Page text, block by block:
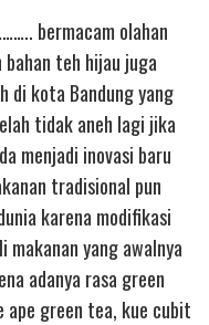
bermacam olahan
teh hijau juga
di kota Bandung yang
tidak aneh lagi jika
menjadi inovasi baru
tradisional pun
karena modifikasi
makanan yang awalnya
adanya rasa green
green tea, kue cubit